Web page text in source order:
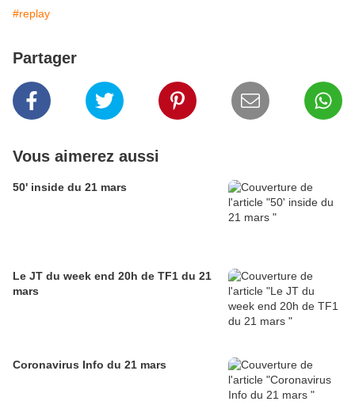
#replay
Partager
Vous aimerez aussi
50' inside du 21 mars
Le JT du week end 20h de TF1 du 21
mars
Coronavirus Info du 21 mars